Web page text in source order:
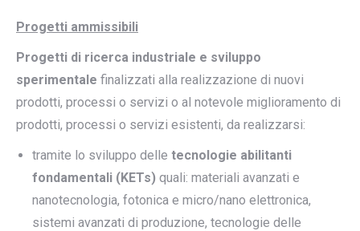
Progetti ammissibili
Progetti di ricerca industriale e sviluppo
sperimentale finalizzati alla realizzazione di nuovi
prodotti, processi o servizi o al notevole miglioramento di
prodotti, processi o servizi esistenti, da realizzarsi:
tramite lo sviluppo delle tecnologie abilitanti
fondamentali (KETs) quali: materiali avanzati e
nanotecnologia, fotonica e micro/nano elettronica,
sistemi avanzati di produzione, tecnologie delle